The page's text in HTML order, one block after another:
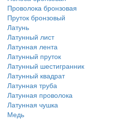
Проволока бронзовая
Пруток бронзовый
Латунь
Латунный лист
Латунная лента
Латунный пруток
Латунный шестигранник
Латунный квадрат
Латунная труба
Латунная проволока
Латунная чушка
Медь